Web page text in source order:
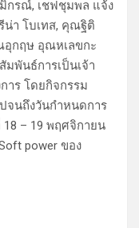
รณ์, เชฟชุมพล แจ้ง
า โบเทส, คุณฐิติ
กฤษ อุณหเลขกะ
พันธ์การเป็นเจ้า
าร โดยกิจกรรม
จนถึงวันกำหนดการ
18 – 19 พฤศจิกายน
power ของ